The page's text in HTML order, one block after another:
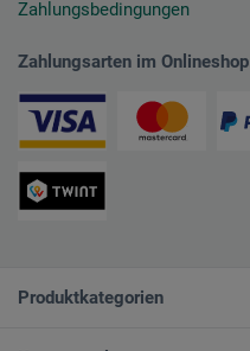
Zahlungsbedingungen
Zahlungsarten im Onlineshop
Produktkategorien